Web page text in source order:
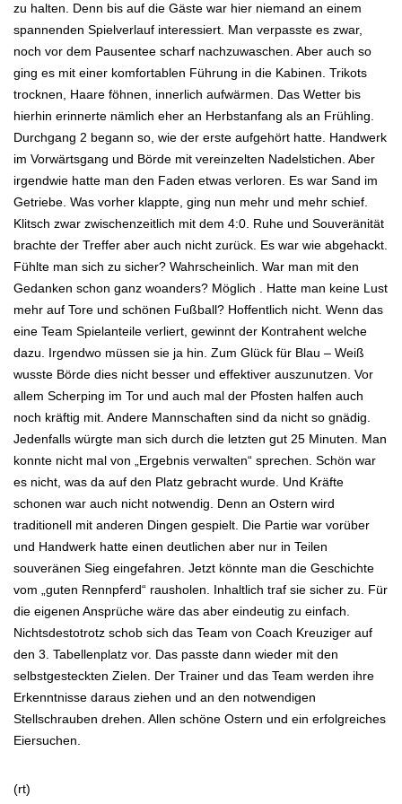
zu halten. Denn bis auf die Gäste war hier niemand an einem
spannenden Spielverlauf interessiert. Man verpasste es zwar,
noch vor dem Pausentee scharf nachzuwaschen. Aber auch so
ging es mit einer komfortablen Führung in die Kabinen. Trikots
trocknen, Haare föhnen, innerlich aufwärmen. Das Wetter bis
hierhin erinnerte nämlich eher an Herbstanfang als an Frühling.
Durchgang 2 begann so, wie der erste aufgehört hatte. Handwerk
im Vorwärtsgang und Börde mit vereinzelten Nadelstichen. Aber
irgendwie hatte man den Faden etwas verloren. Es war Sand im
Getriebe. Was vorher klappte, ging nun mehr und mehr schief.
Klitsch zwar zwischenzeitlich mit dem 4:0. Ruhe und Souveränität
brachte der Treffer aber auch nicht zurück. Es war wie abgehackt.
Fühlte man sich zu sicher? Wahrscheinlich. War man mit den
Gedanken schon ganz woanders? Möglich . Hatte man keine Lust
mehr auf Tore und schönen Fußball? Hoffentlich nicht. Wenn das
eine Team Spielanteile verliert, gewinnt der Kontrahent welche
dazu. Irgendwo müssen sie ja hin. Zum Glück für Blau – Weiß
wusste Börde dies nicht besser und effektiver auszunutzen. Vor
allem Scherping im Tor und auch mal der Pfosten halfen auch
noch kräftig mit. Andere Mannschaften sind da nicht so gnädig.
Jedenfalls würgte man sich durch die letzten gut 25 Minuten. Man
konnte nicht mal von „Ergebnis verwalten“ sprechen. Schön war
es nicht, was da auf den Platz gebracht wurde. Und Kräfte
schonen war auch nicht notwendig. Denn an Ostern wird
traditionell mit anderen Dingen gespielt. Die Partie war vorüber
und Handwerk hatte einen deutlichen aber nur in Teilen
souveränen Sieg eingefahren. Jetzt könnte man die Geschichte
vom „guten Rennpferd“ rausholen. Inhaltlich traf sie sicher zu. Für
die eigenen Ansprüche wäre das aber eindeutig zu einfach.
Nichtsdestotrotz schob sich das Team von Coach Kreuziger auf
den 3. Tabellenplatz vor. Das passte dann wieder mit den
selbstgesteckten Zielen. Der Trainer und das Team werden ihre
Erkenntnisse daraus ziehen und an den notwendigen
Stellschrauben drehen. Allen schöne Ostern und ein erfolgreiches
Eiersuchen.
(rt)